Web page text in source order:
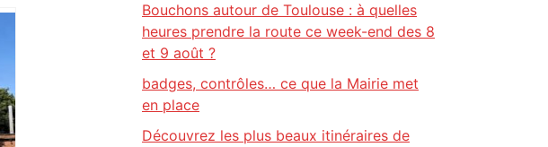
Bouchons autour de Toulouse : à quelles
heures prendre la route ce week-end des 8
et 9 août ?
badges, contrôles… ce que la Mairie met
en place
Découvrez les plus beaux itinéraires de